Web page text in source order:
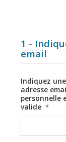
1 -
email
Indiquez une
adresse
personnelle
valide *